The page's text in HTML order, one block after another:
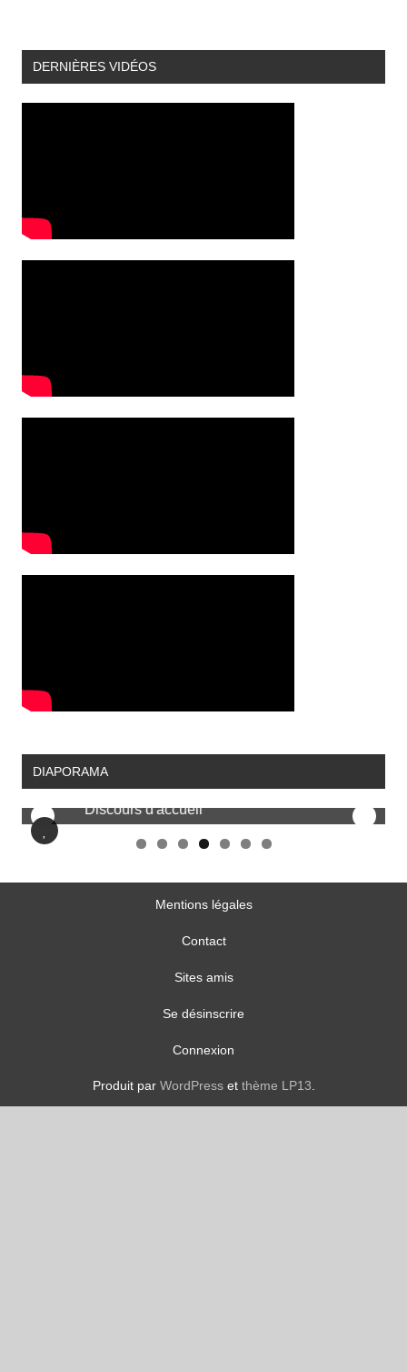
DERNIÈRES VIDÉOS
DIAPORAMA
Discours d'accueil
Mentions légales
Contact
Sites amis
Se désinscrire
Connexion
Produit par WordPresset thème LP13